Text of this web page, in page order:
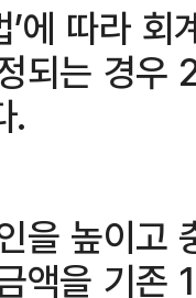
’에 따라
되는 경우
.
을 높이고
액을 기